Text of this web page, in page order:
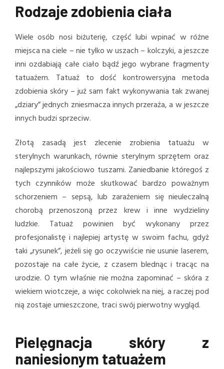
Rodzaje zdobienia ciała
Wiele osób nosi biżuterię, część lubi wpinać w różne
miejsca na ciele – nie tylko w uszach – kolczyki, a jeszcze
inni ozdabiają całe ciało bądź jego wybrane fragmenty
tatuażem. Tatuaż to dość kontrowersyjna metoda
zdobienia skóry – już sam fakt wykonywania tak zwanej
„dziary” jednych zniesmacza innych przeraża, a w jeszcze
innych budzi sprzeciw.
Złotą zasadą jest zlecenie zrobienia tatuażu w
sterylnych warunkach, równie sterylnym sprzętem oraz
najlepszymi jakościowo tuszami. Zaniedbanie któregoś z
tych czynników może skutkować bardzo poważnym
schorzeniem – sepsą, lub zarażeniem się nieuleczalną
chorobą przenoszoną przez krew i inne wydzieliny
ludzkie. Tatuaż powinien być wykonany przez
profesjonalistę i najlepiej artystę w swoim fachu, gdyż
taki „rysunek”, jeżeli się go oczywiście nie usunie laserem,
pozostaje na całe życie, z czasem blednąc i tracąc na
urodzie. O tym właśnie nie można zapominać – skóra z
wiekiem wiotczeje, a więc cokolwiek na niej, a raczej pod
nią zostaje umieszczone, traci swój pierwotny wygląd.
Pielęgnacja skóry z
naniesionym tatuażem